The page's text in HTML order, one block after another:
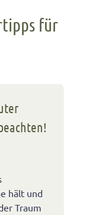
für
hält und
Traum